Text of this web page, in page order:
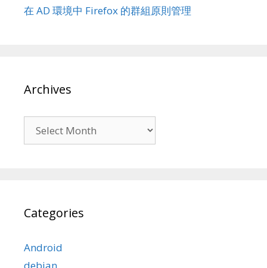
在 AD 環境中 Firefox 的群組原則管理
Archives
Categories
Android